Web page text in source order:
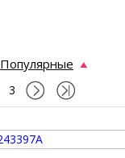
Популярные
3